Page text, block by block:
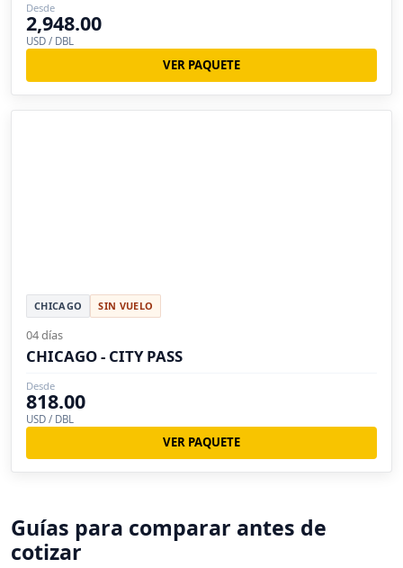
Desde
2,948.00
USD / DBL
VER PAQUETE
CHICAGO SIN VUELO
04 días
CHICAGO - CITY PASS
Desde
818.00
USD / DBL
VER PAQUETE
Guías para comparar antes de
cotizar